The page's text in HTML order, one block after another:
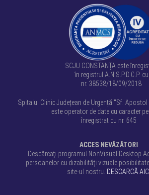
SCJU CONSTANȚA este
în registrul A.N.S.P.D.C.P. cu
nr. 38538/18/09/2018
Spitalul Clinic Județean de Urgență "Sf.
este operator de date cu caracter
înregistrat cu nr. 645
ACCES NEVĂZĂTORI
Descărcați programul NonVisual Desktop
persoanelor cu dizabilități vizuale
site-ul nostru. DESCARCĂ AICI